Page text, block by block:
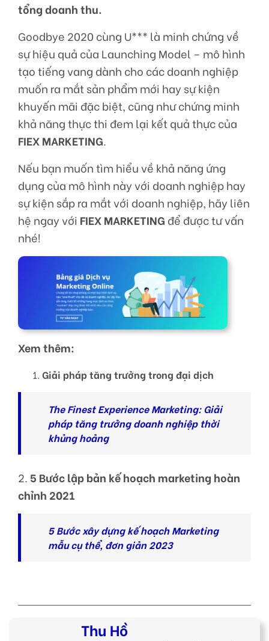
tổng doanh thu.
Goodbye 2020 cùng U*** là minh chứng về
sự hiệu quả của Launching Model – mô hình
tạo tiếng vang dành cho các doanh nghiệp
muốn ra mắt sản phẩm mới hay sự kiện
khuyến mãi đặc biệt, cũng như chứng minh
khả năng thực thi đem lại kết quả thực của
FIEX MARKETING.
Nếu bạn muốn tìm hiểu về khả năng ứng
dụng của mô hình này với doanh nghiệp hay
sự kiện sắp ra mắt với doanh nghiệp, hãy liên
hệ ngay với FIEX MARKETING để được tư vấn
nhé!
Xem thêm:
Giải pháp tăng trưởng trong đại dịch
The Finest Experience Marketing: Giải
pháp tăng trưởng doanh nghiệp thời
khủng hoảng
2. 5 Bước lập bản kế hoạch marketing hoàn
chỉnh 2021
5 Bước xây dựng kế hoạch Marketing
mẫu cụ thể, đơn giản 2023
Thu Hồ